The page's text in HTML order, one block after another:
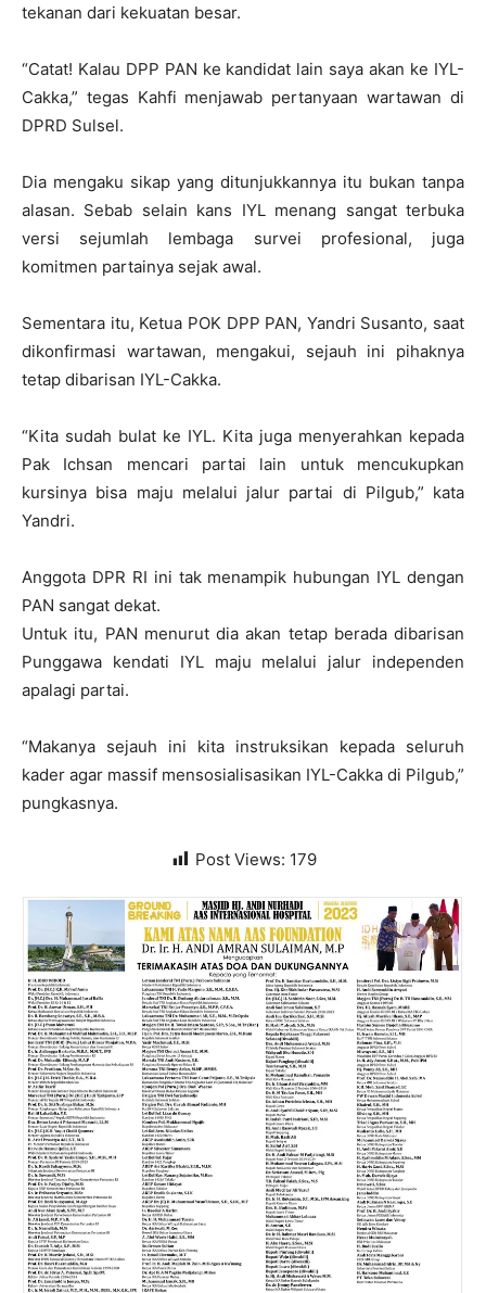
tekanan dari kekuatan besar.
“Catat! Kalau DPP PAN ke kandidat lain saya akan ke IYL-
Cakka,” tegas Kahfi menjawab pertanyaan wartawan di
DPRD Sulsel.
Dia mengaku sikap yang ditunjukkannya itu bukan tanpa
alasan. Sebab selain kans IYL menang sangat terbuka
versi sejumlah lembaga survei profesional, juga
komitmen partainya sejak awal.
Sementara itu, Ketua POK DPP PAN, Yandri Susanto, saat
dikonfirmasi wartawan, mengakui, sejauh ini pihaknya
tetap dibarisan IYL-Cakka.
“Kita sudah bulat ke IYL. Kita juga menyerahkan kepada
Pak Ichsan mencari partai lain untuk mencukupkan
kursinya bisa maju melalui jalur partai di Pilgub,” kata
Yandri.
Anggota DPR RI ini tak menampik hubungan IYL dengan
PAN sangat dekat.
Untuk itu, PAN menurut dia akan tetap berada dibarisan
Punggawa kendati IYL maju melalui jalur independen
apalagi partai.
“Makanya sejauh ini kita instruksikan kepada seluruh
kader agar massif mensosialisasikan IYL-Cakka di Pilgub,”
pungkasnya.
Post Views: 179